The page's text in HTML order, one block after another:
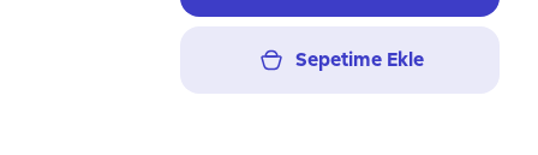
Sepetime Ekle